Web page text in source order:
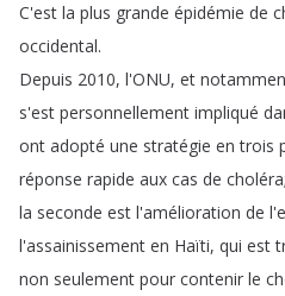
C'est la plus grande épidémie de
occidental.
Depuis 2010, l'ONU, et
s'est personnellement impliqué
ont adopté une stratégie en trois
réponse rapide aux cas de choléra;
la seconde est l'amélioration de
l'assainissement en Haïti, qui est
non seulement pour contenir le